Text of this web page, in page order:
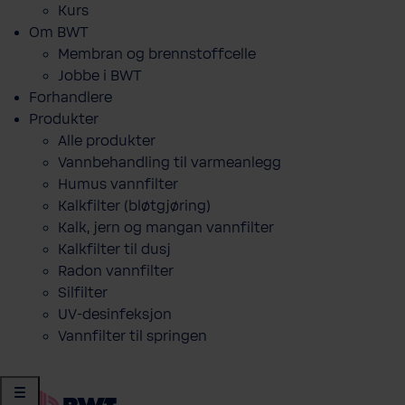
Kurs
Om BWT
Membran og brennstoffcelle
Jobbe i BWT
Forhandlere
Produkter
Alle produkter
Vannbehandling til varmeanlegg
Humus vannfilter
Kalkfilter (bløtgjøring)
Kalk, jern og mangan vannfilter
Kalkfilter til dusj
Radon vannfilter
Silfilter
UV-desinfeksjon
Vannfilter til springen